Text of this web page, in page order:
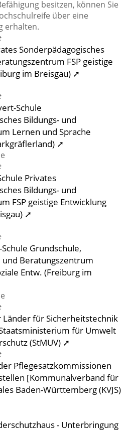
besitzen, können Sie
über eine
erhalten.
Sonderpädagogisches
FSP geistige
im Breisgau) ➚
Schule
Bildungs- und
Lernen und Sprache
➚
Privates
Bildungs- und
FSP geistige Entwicklung
➚
Grundschule,
und Beratungszentrum
Entw. (Freiburg im
für Sicherheitstechnik
für Umwelt
(StMUV) ➚
Pflegesatzkommissionen
[Kommunalverband für
Baden-Württemberg (KVJS)
- Unterbringung